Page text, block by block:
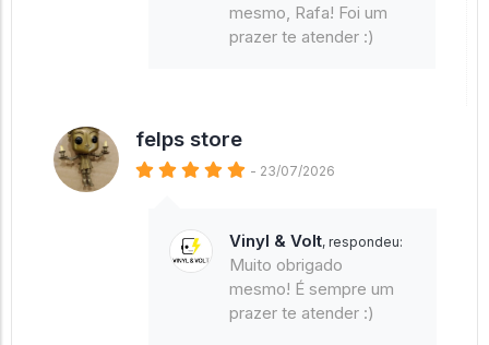
mesmo, Rafa! Foi um
prazer te atender :)
felps store
- 23/07/2026
Vinyl & Volt, respondeu:
Muito obrigado
mesmo! É sempre um
prazer te atender :)